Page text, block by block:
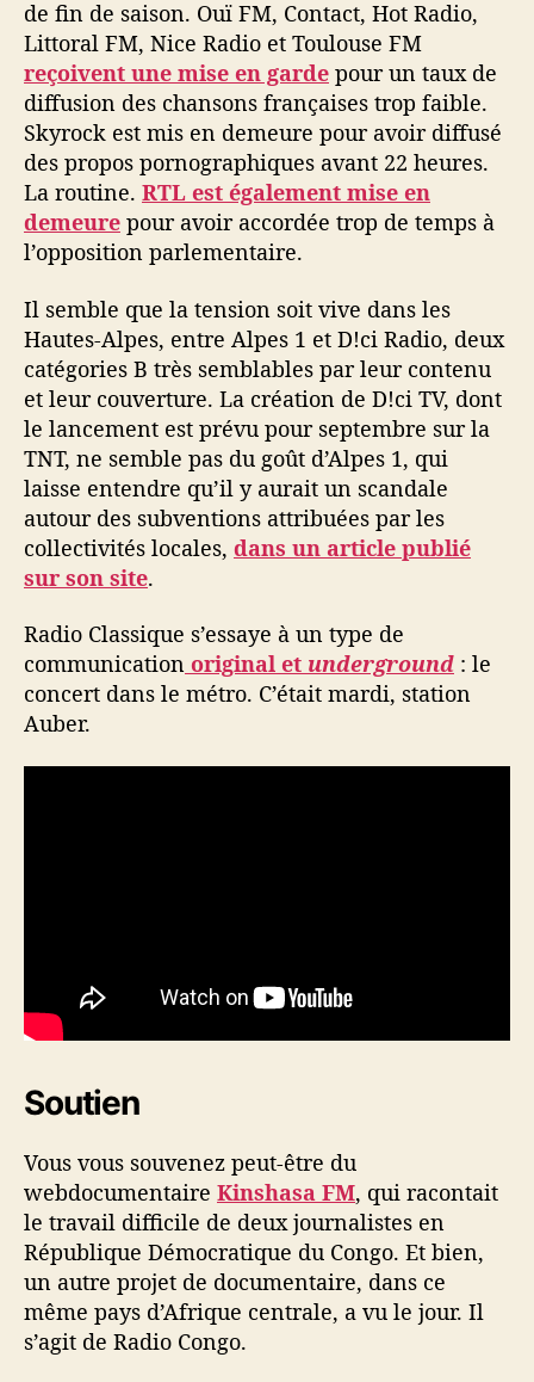
de fin de saison. Ouï FM, Contact, Hot Radio,
Littoral FM, Nice Radio et Toulouse FM
reçoivent une mise en garde pour un taux de
diffusion des chansons françaises trop faible.
Skyrock est mis en demeure pour avoir diffusé
des propos pornographiques avant 22 heures.
La routine. RTL est également mise en
demeure pour avoir accordée trop de temps à
l’opposition parlementaire.
Il semble que la tension soit vive dans les
Hautes-Alpes, entre Alpes 1 et D!ci Radio, deux
catégories B très semblables par leur contenu
et leur couverture. La création de D!ci TV, dont
le lancement est prévu pour septembre sur la
TNT, ne semble pas du goût d’Alpes 1, qui
laisse entendre qu’il y aurait un scandale
autour des subventions attribuées par les
collectivités locales, dans un article publié
sur son site.
Radio Classique s’essaye à un type de
communication original et underground : le
concert dans le métro. C’était mardi, station
Auber.
Soutien
Vous vous souvenez peut-être du
webdocumentaire Kinshasa FM, qui racontait
le travail difficile de deux journalistes en
République Démocratique du Congo. Et bien,
un autre projet de documentaire, dans ce
même pays d’Afrique centrale, a vu le jour. Il
s’agit de Radio Congo.